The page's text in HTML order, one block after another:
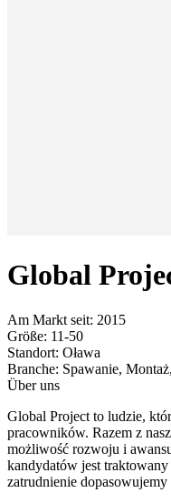
Global
Am Markt seit: 2015
Größe: 11-50
Standort: Oława
Branche: Spawanie,
Über uns
Global Project to ludzie,
pracowników. Razem z
możliwość rozwoju i
kandydatów jest
zatrudnienie